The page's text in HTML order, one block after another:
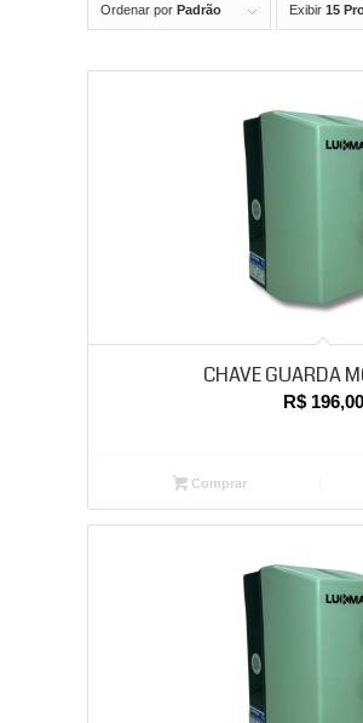
Ordenar por Padrão Exibir 15
CHAVE GUARDA
R$ 196,00
Comprar